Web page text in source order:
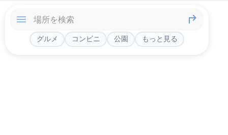
グルメ コンビニ 公園 もっと見る